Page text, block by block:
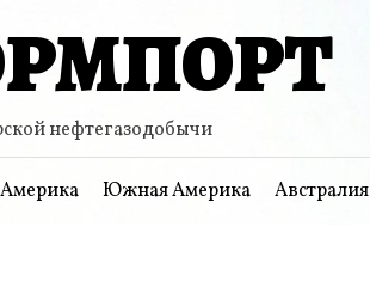
нефтегазодобычи
Южная Америка Австралия